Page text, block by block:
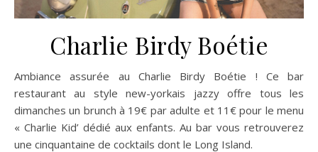
Charlie Birdy Boétie
Ambiance assurée au Charlie Birdy Boétie ! Ce bar
restaurant au style new-yorkais jazzy offre tous les
dimanches un brunch à 19€ par adulte et 11€ pour le menu
« Charlie Kid’ dédié aux enfants. Au bar vous retrouverez
une cinquantaine de cocktails dont le Long Island.